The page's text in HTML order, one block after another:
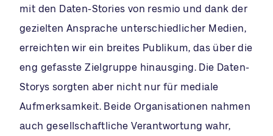
mit den Daten-Stories von resmio und dank der
gezielten Ansprache unterschiedlicher Medien,
erreichten wir ein breites Publikum, das über die
eng gefasste Zielgruppe hinausging. Die Daten-
Storys sorgten aber nicht nur für mediale
Aufmerksamkeit. Beide Organisationen nahmen
auch gesellschaftliche Verantwortung wahr,